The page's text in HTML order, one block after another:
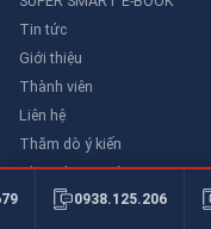
Tin tức
Giới thiệu
Thành viên
Liên hệ
Thăm dò ý kiến
Thư viên an toàn
0938.125.206